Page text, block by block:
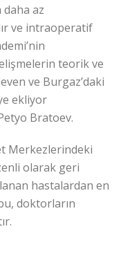
az
ve intraoperatif
teorik ve
ve Burgaz’daki
ekliyor
Bratoev.
Merkezlerindeki
olarak geri
hastalardan en
doktorların